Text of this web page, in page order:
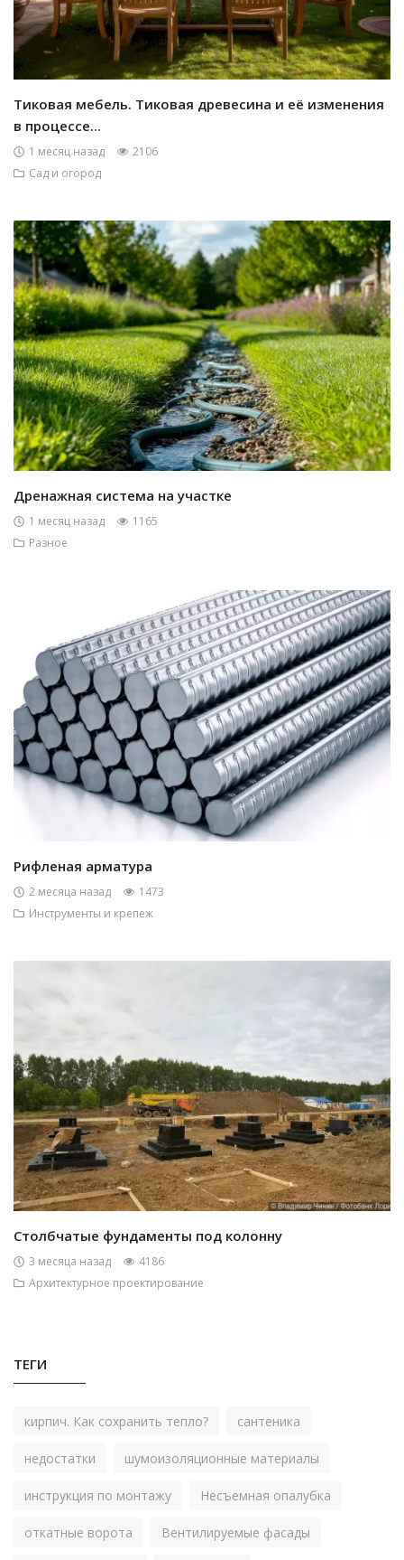
Тиковая мебель. Тиковая древесина и её изменения
в процессе...
1 месяц назад
2106
Сад и огород
Дренажная система на участке
1 месяц назад
1165
Разное
Рифленая арматура
2 месяца назад
1473
Инструменты и крепеж
Столбчатые фундаменты под колонну
3 месяца назад
4186
Архитектурное проектирование
ТЕГИ
кирпич. Как сохранить тепло? сантеника
недостатки шумоизоляционные материалы
инструкция по монтажу Несъемная опалубка
откатные ворота Вентилируемые фасады